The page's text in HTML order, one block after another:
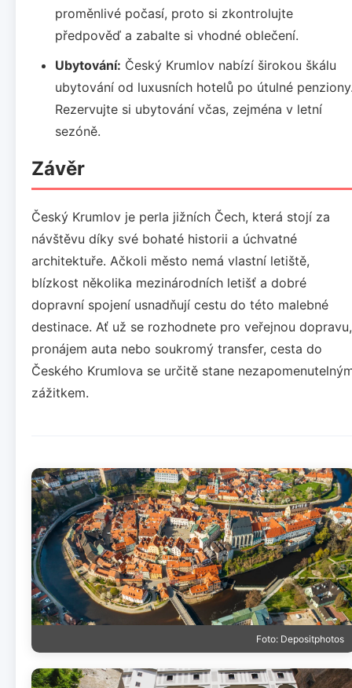
proměnlivé počasí, proto si zkontrolujte
předpověď a zabalte si vhodné oblečení.
Ubytování: Český Krumlov nabízí širokou škálu
ubytování od luxusních hotelů po útulné
Rezervujte si ubytování včas, zejména v letní
sezóně.
Závěr
Český Krumlov je perla jižních Čech, která stojí za
návštěvu díky své bohaté historii a úchvatné
architektuře. Ačkoli město nemá vlastní letiště,
blízkost několika mezinárodních letišť a dobré
dopravní spojení usnadňují cestu do této malebné
destinace. Ať už se rozhodnete pro veřejnou dopravu,
pronájem auta nebo soukromý transfer, cesta do
Českého Krumlova se určitě stane
zážitkem.
Foto: Depositphotos